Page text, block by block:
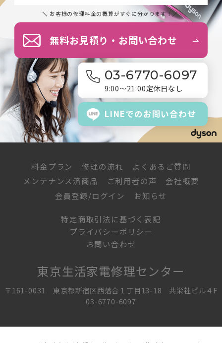
お客様の修理料金の概算がすぐに分かります！
無料お見積り・お問い合わせ
03-6770-6097
9:00～21:00定休日なし
LINEでのお問い合わせ
料金プラン 修理の流れ
よくあるご質問
メンテナンス済商品
ご利用者の声
会社概要
会員登録/ログイン
お知らせ
特定商取引法に基づく表記
プライバシーポリシー
お問い合わせ
東京生活家電修理センター
〒161-0031 東京都新宿区西落合１丁目13-18 共栄社ビル４F
03-6770-6097